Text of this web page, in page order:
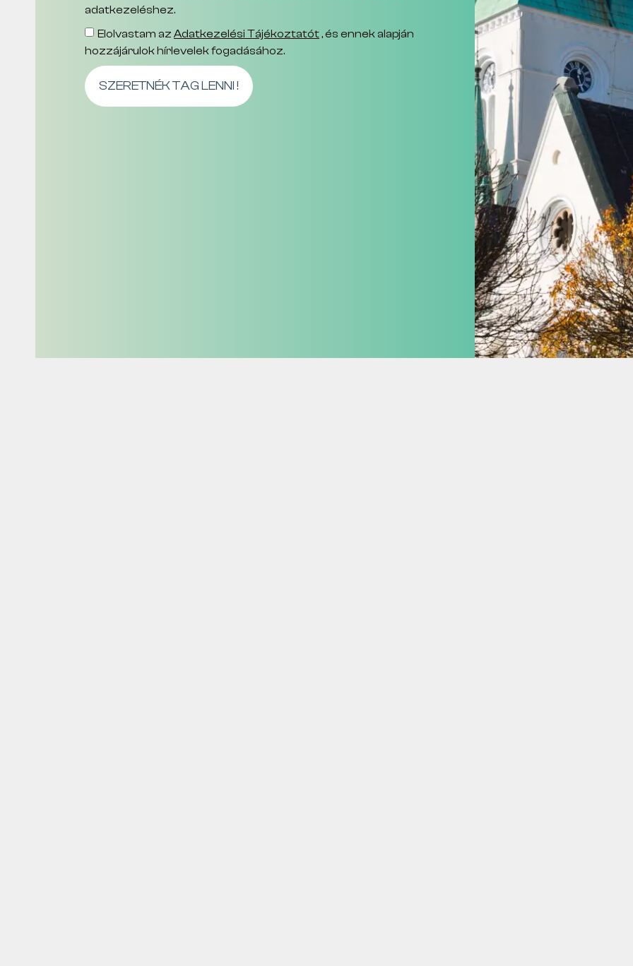
adatkezeléshez.
Elolvastam az Adatkezelési Tájékoztatót, és ennek alapján
hozzájárulok hírlevelek fogadásához.
SZERETNÉK TAG LENNI !